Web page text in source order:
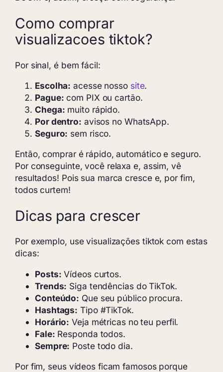
Como comprar
visualizacoes tiktok?
Por sinal, é bem fácil:
Escolha: acesse nosso site.
Pague: com PIX ou cartão.
Chega: muito rápido.
Por dentro: avisos no WhatsApp.
Seguro: sem risco.
Então, comprar é rápido, automático e seguro.
Por conseguinte, você relaxa e, assim, vê
resultados! Pois sua marca cresce e, por fim,
todos curtem!
Dicas para crescer
Por exemplo, use visualizações tiktok com estas
dicas:
Posts: Vídeos curtos.
Trends: Siga tendências do TikTok.
Conteúdo: Que seu público procura.
Hashtags: Tipo #TikTok.
Horário: Veja métricas no teu perfil.
Fale: Responda todos.
Sempre: Poste todo dia.
Por fim, seus vídeos ficam famosos porque